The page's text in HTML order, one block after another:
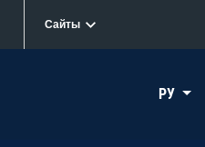
Сайты
РУ